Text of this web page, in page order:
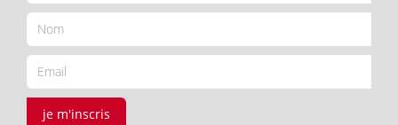
je m'inscris